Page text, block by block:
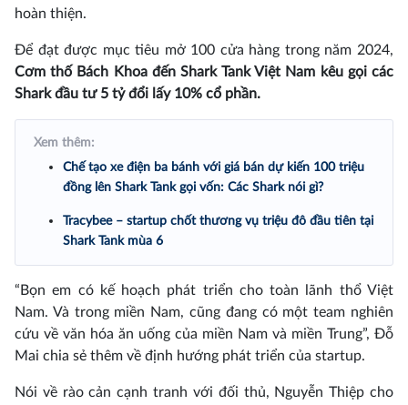
hoàn thiện.
Để đạt được mục tiêu mở 100 cửa hàng trong năm 2024,
Cơm thố Bách Khoa đến Shark Tank Việt Nam kêu gọi các
Shark đầu tư 5 tỷ đổi lấy 10% cổ phần.
Xem thêm:
Chế tạo xe điện ba bánh với giá bán dự kiến 100 triệu
đồng lên Shark Tank gọi vốn: Các Shark nói gì?
Tracybee – startup chốt thương vụ triệu đô đầu tiên tại
Shark Tank mùa 6
“Bọn em có kế hoạch phát triển cho toàn lãnh thổ Việt
Nam. Và trong miền Nam, cũng đang có một team nghiên
cứu về văn hóa ăn uống của miền Nam và miền Trung”, Đỗ
Mai chia sẻ thêm về định hướng phát triển của startup.
Nói về rào cản cạnh tranh với đối thủ, Nguyễn Thiệp cho